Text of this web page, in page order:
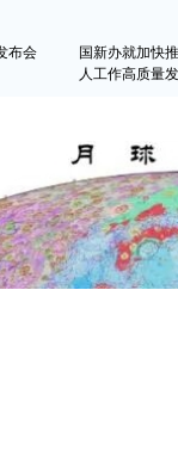
布会
国新办就加快
人工作高质量